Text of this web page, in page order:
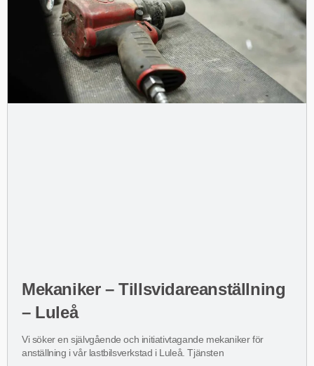
Mekaniker – Tillsvidareanställning
– Luleå
Vi söker en självgående och initiativtagande mekaniker för
anställning i vår lastbilsverkstad i Luleå. Tjänsten